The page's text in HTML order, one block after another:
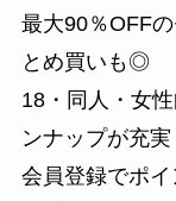
最大90％OFF
とめ買いも◎
18・同人・女
ンナップが充実
会員登録でポ